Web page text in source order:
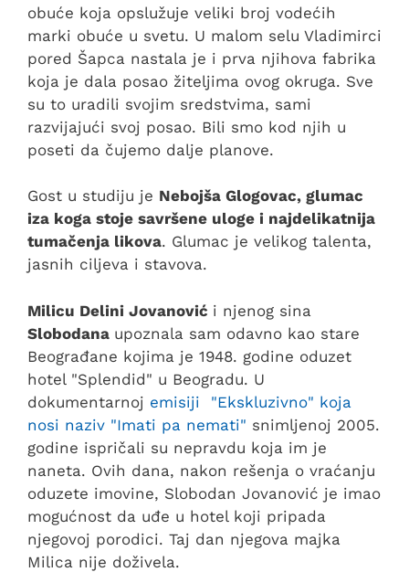
obuće koja opslužuje veliki broj vodećih
marki obuće u svetu. U malom selu Vladimirci
pored Šapca nastala je i prva njihova fabrika
koja je dala posao žiteljima ovog okruga. Sve
su to uradili svojim sredstvima, sami
razvijajući svoj posao. Bili smo kod njih u
poseti da čujemo dalje planove.
Gost u studiju je Nebojša Glogovac, glumac
iza koga stoje savršene uloge i najdelikatnija
tumačenja likova. Glumac je velikog talenta,
jasnih ciljeva i stavova.
Milicu Delini Jovanović i njenog sina
Slobodana upoznala sam odavno kao stare
Beograđane kojima je 1948. godine oduzet
hotel "Splendid" u Beogradu. U
dokumentarnoj emisiji "Ekskluzivno" koja
nosi naziv "Imati pa nemati" snimljenoj 2005.
godine ispričali su nepravdu koja im je
naneta. Ovih dana, nakon rešenja o vraćanju
oduzete imovine, Slobodan Jovanović je imao
mogućnost da uđe u hotel koji pripada
njegovoj porodici. Taj dan njegova majka
Milica nije doživela.